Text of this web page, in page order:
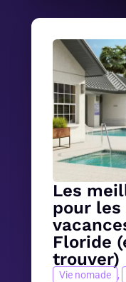
Les
pour
Floride
trouver)
Vie nomade ,